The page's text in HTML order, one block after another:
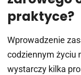
praktyce?
Wprowadzenie
codziennym życiu
wystarczy kilka